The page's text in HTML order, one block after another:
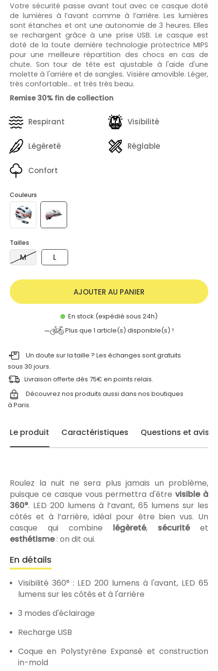
Votre sécurité passe avant tout avec ce casque doté
de lumières à l’avant comme à l’arrière. Les lumières
sont étanches et ont une autonomie de 3 heures. Elles
se rechargent grâce à une prise USB. Le casque est
doté de la toute dernière technologie protectrice MIPS
pour une meilleure répartition des chocs en cas de
chute. Son tour de tête est ajustable à l'aide d'une
molette à l'arrière et de sangles. Visière amovible. Léger,
très confortable… et très très beau.
Remise 30% fin de collection
Respirant Visibilité
Légèreté Réglable
Confort
Couleurs
Tailles
M L
AJOUTER AU PANIER
En stock (expédié sous 24h)
Plus que 1 article(s) disponible(s) !
Un doute sur la taille ? Les échanges sont gratuits
sous 30 jours.
Livraison offerte dès 75€ en points relais.
Découvrez nos produits aussi dans nos boutiques
à Paris.
Le produit Caractéristiques Questions et avis
Roulez la nuit ne sera plus jamais un problème,
puisque ce casque vous permettra d'êtrevisible à
360°. LED 200 lumens à l’avant, 65 lumens sur les
côtés et à l’arrière, idéal pour être bien vus. Un
casque qui combine légèreté, sécuritéet
esthétisme: on dit oui.
En détails
Visibilité 360° : LED 200 lumens à l'avant, LED 65
lumens sur les côtés et à l'arrière
3 modes d'éclairage
Recharge USB
Coque en Polystyrène Expansé et construction
in-mold